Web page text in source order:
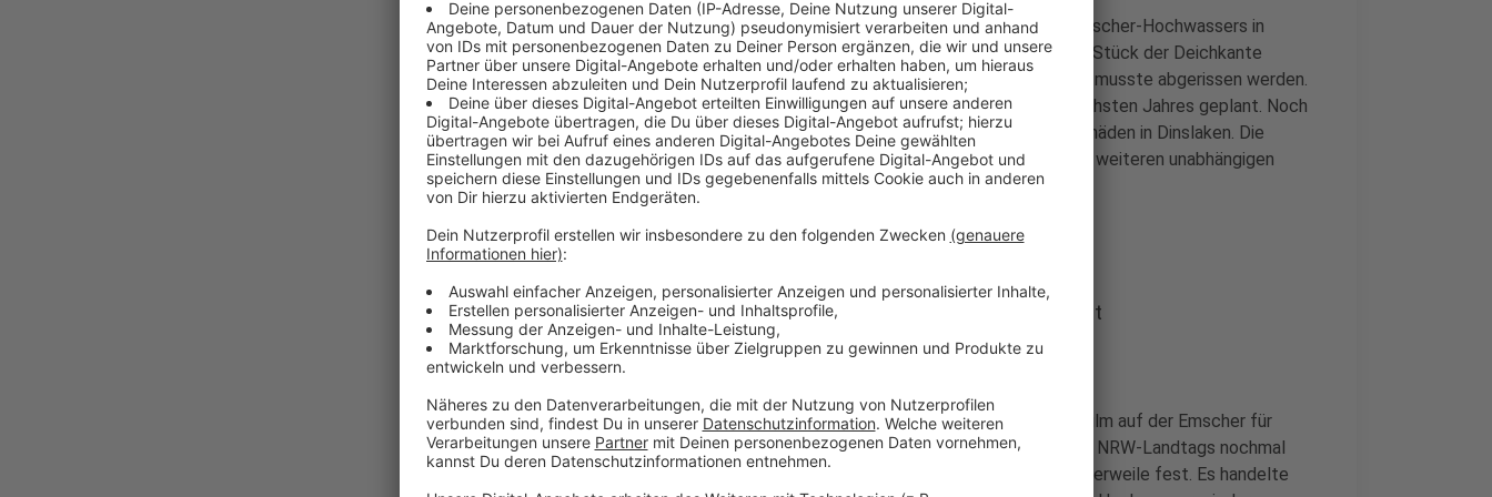
Der NRW-Landtag beschäftigt sich heute mit den Folgen des Emscher-Hochwassers in
Dinslaken. Im Juni war hier nach Starkregen ein 300 Meter langes Stück der Deichkante
abgerutscht. Außerdem sackte daraufhin eine Bahnbrücke ab und musste abgerissen werden.
Bis zum Neubau ist dort erstmal eine Behelfsbrücke ab Mitte nächsten Jahres geplant. Noch
immer laufen die Untersuchungen zur Ursache der Hochwasserschäden in Dinslaken. Die
Emschergenossenschaft hat dafür zwei Ingenieurbüros und einen weiteren unabhängigen
Gutachter beauftragt.
Anzeige
Altlasten haben zu dem Ölfilm auf der Emscher geführt
Anzeige
Kurz nach dem Absacken der Böschung im Juni hatte auch ein Ölfilm auf der Emscher für
Aufsehen gesorgt. Auch das wird heute im Umweltausschuss des NRW-Landtags nochmal
Thema sein. In dem Fall steht die Ursache laut den Vorlagen mittlerweile fest. Es handelte